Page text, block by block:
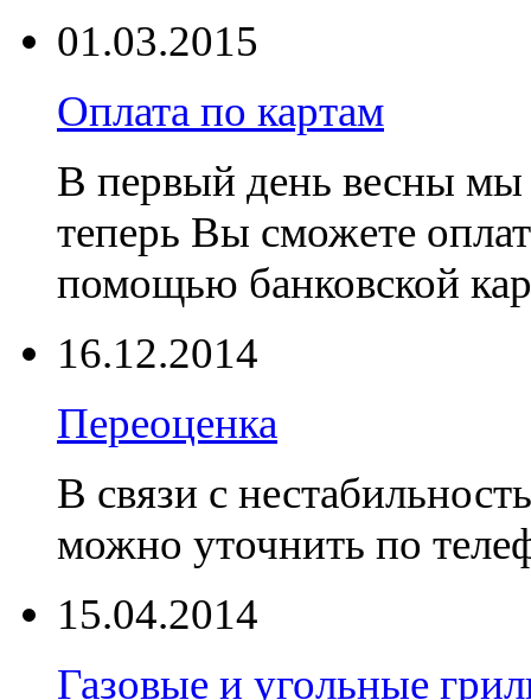
01.03.2015
Оплата по картам
В первый день весны
теперь Вы сможете
помощью банковской
16.12.2014
Переоценка
В связи с
можно уточнить по
15.04.2014
Газовые и угольные